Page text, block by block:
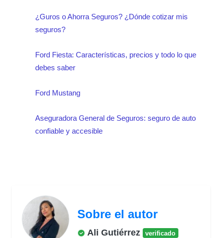
¿Guros o Ahorra Seguros? ¿Dónde cotizar mis
seguros?
Ford Fiesta: Características, precios y todo lo que
debes saber
Ford Mustang
Aseguradora General de Seguros: seguro de auto
confiable y accesible
Sobre el autor
Ali Gutiérrez verificado